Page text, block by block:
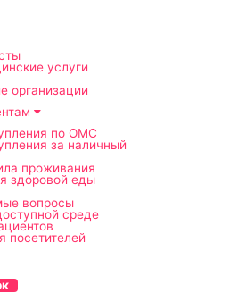
услуги
организации
по ОМС
за наличный
проживания
здоровой еды
вопросы
среде
посетителей